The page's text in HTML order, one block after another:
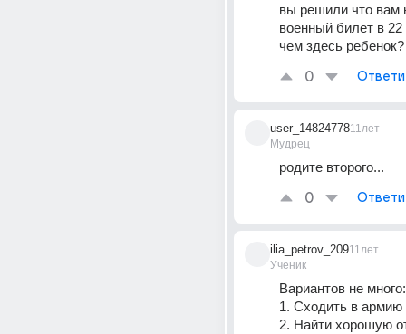
вы решили что вам
военный билет в 22
чем здесь ребенок?
0
user_14824778
Мудрец
11лет
родите второго...
0
ilia_petrov_209
Ученик
11лет
Вариантов не много:
1. Сходить в армию
2. Найти хорошую